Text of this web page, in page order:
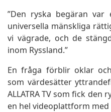
”Den ryska begäran
universella mänskliga
vi vägrade, och de
inom Ryssland.”
En fråga förblir oklar
som värdesätter
ALLATRA TV som fick
en hel videoplattform